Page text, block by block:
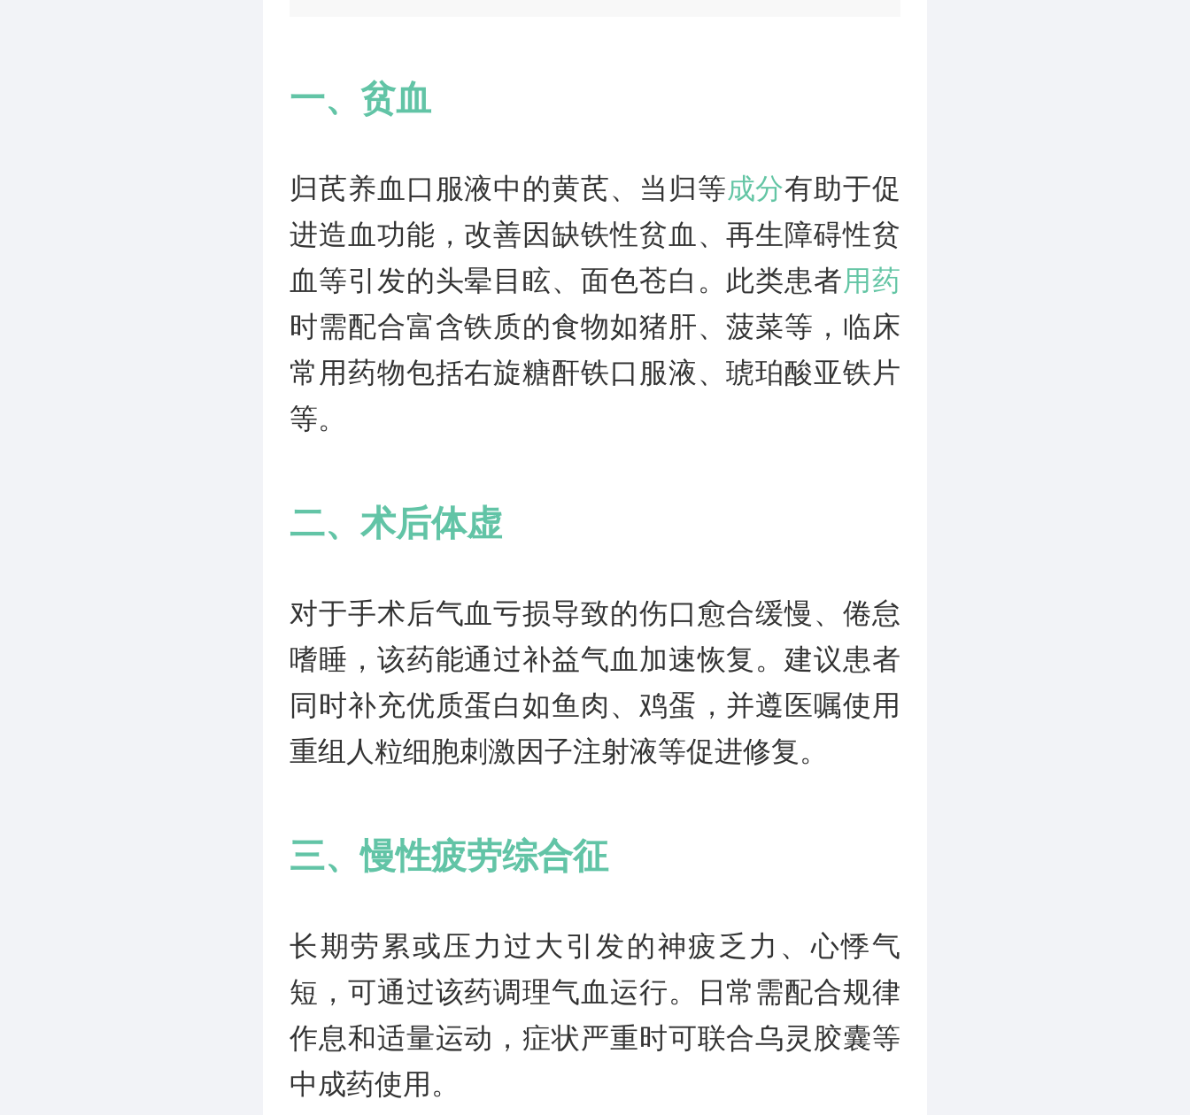
一、贫血
归芪养血口服液中的黄芪、当归等成分有助于促
进造血功能，改善因缺铁性贫血、再生障碍性贫
血等引发的头晕目眩、面色苍白。此类患者用药
时需配合富含铁质的食物如猪肝、菠菜等，临床
常用药物包括右旋糖酐铁口服液、琥珀酸亚铁片
等。
二、术后体虚
对于手术后气血亏损导致的伤口愈合缓慢、倦怠
嗜睡，该药能通过补益气血加速恢复。建议患者
同时补充优质蛋白如鱼肉、鸡蛋，并遵医嘱使用
重组人粒细胞刺激因子注射液等促进修复。
三、慢性疲劳综合征
长期劳累或压力过大引发的神疲乏力、心悸气
短，可通过该药调理气血运行。日常需配合规律
作息和适量运动，症状严重时可联合乌灵胶囊等
中成药使用。